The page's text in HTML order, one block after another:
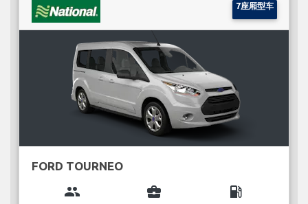
7座厢型车
FORD TOURNEO
group business_center local_gas_station